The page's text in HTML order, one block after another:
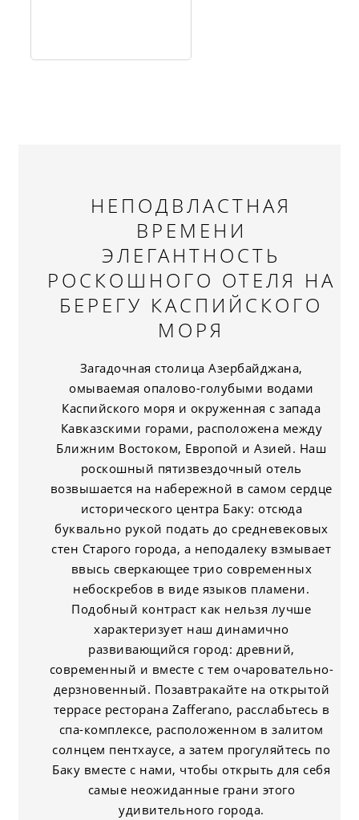
НЕПОДВЛАСТНАЯ
ВРЕМЕНИ
ЭЛЕГАНТНОСТЬ
РОСКОШНОГО ОТЕЛЯ НА
БЕРЕГУ КАСПИЙСКОГО
МОРЯ
Загадочная столица Азербайджана,
омываемая опалово-голубыми водами
Каспийского моря и окруженная с запада
Кавказскими горами, расположена между
Ближним Востоком, Европой и Азией. Наш
роскошный пятизвездочный отель
возвышается на набережной в самом сердце
исторического центра Баку: отсюда
буквально рукой подать до средневековых
стен Старого города, а неподалеку взмывает
ввысь сверкающее трио современных
небоскребов в виде языков пламени.
Подобный контраст как нельзя лучше
характеризует наш динамично
развивающийся город: древний,
современный и вместе с тем очаровательно-
дерзновенный. Позавтракайте на открытой
террасе ресторана Zafferano, расслабьтесь в
спа-комплексе, расположенном в залитом
солнцем пентхаусе, а затем прогуляйтесь по
Баку вместе с нами, чтобы открыть для себя
самые неожиданные грани этого
удивительного города.